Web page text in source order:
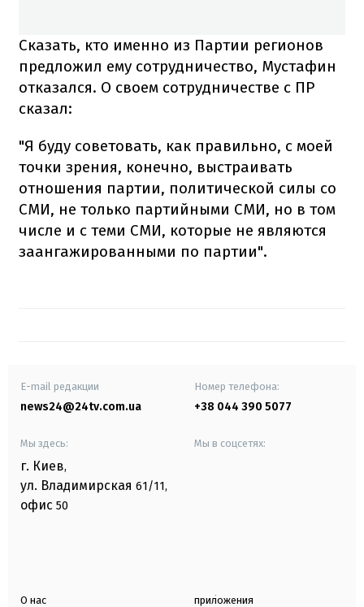
Сказать, кто именно из Партии регионов
предложил ему сотрудничество, Мустафин
отказался. О своем сотрудничестве с ПР
сказал:
"Я буду советовать, как правильно, с моей
точки зрения, конечно, выстраивать
отношения партии, политической силы со
СМИ, не только партийными СМИ, но в том
числе и с теми СМИ, которые не являются
заангажированными по партии".
E-mail редакции
news24@24tv.com.ua
Номер телефона:
+38 044 390 5077
Мы здесь:
г. Киев,
ул. Владимирская 61/11,
офис 50
Мы в соцсетях:
О нас приложения